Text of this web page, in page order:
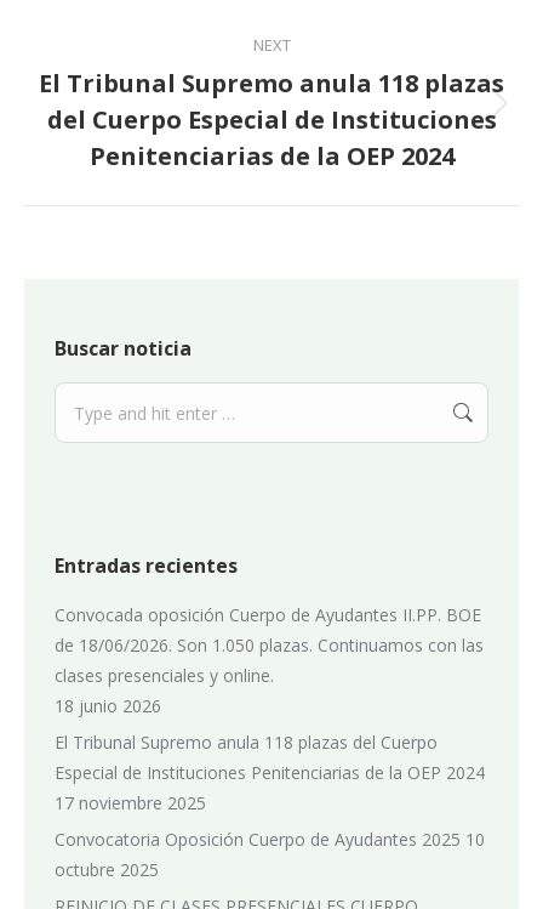
NEXT
Next
post:
El Tribunal Supremo anula 118 plazas
del Cuerpo Especial de Instituciones
Penitenciarias de la OEP 2024
Buscar noticia
Search:
Entradas recientes
Convocada oposición Cuerpo de Ayudantes II.PP. BOE
de 18/06/2026. Son 1.050 plazas. Continuamos con las
clases presenciales y online.
18 junio 2026
El Tribunal Supremo anula 118 plazas del Cuerpo
Especial de Instituciones Penitenciarias de la OEP 2024
17 noviembre 2025
Convocatoria Oposición Cuerpo de Ayudantes 2025 10
octubre 2025